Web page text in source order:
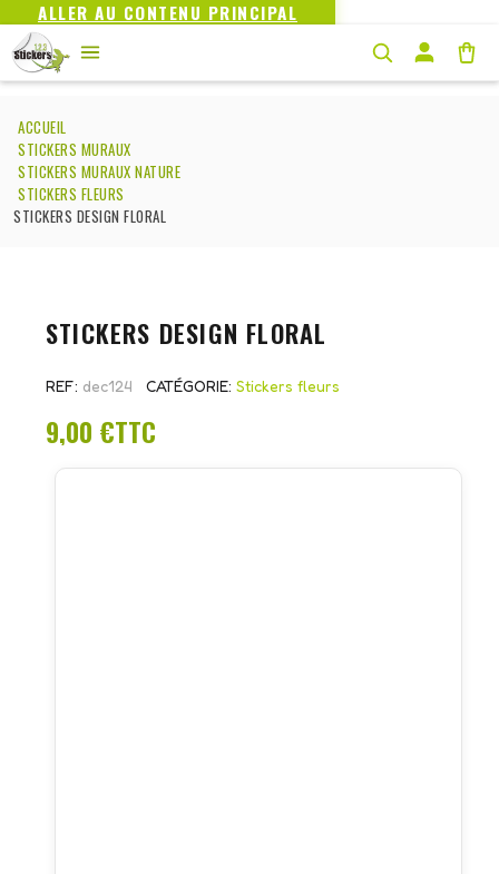
ALLER AU CONTENU PRINCIPAL
ACCUEIL
STICKERS MURAUX
STICKERS MURAUX NATURE
STICKERS FLEURS
STICKERS DESIGN FLORAL
STICKERS DESIGN FLORAL
REF dec124 CATÉGORIE Stickers fleurs
9,00 €TTC